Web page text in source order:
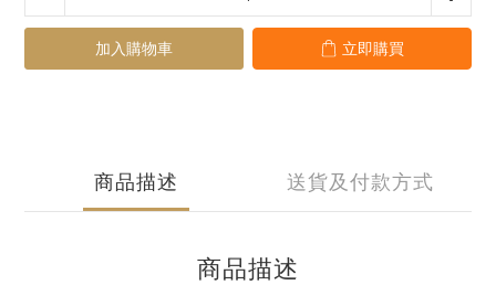
加入購物車 立即購買
商品描述 送貨及付款方式
商品描述